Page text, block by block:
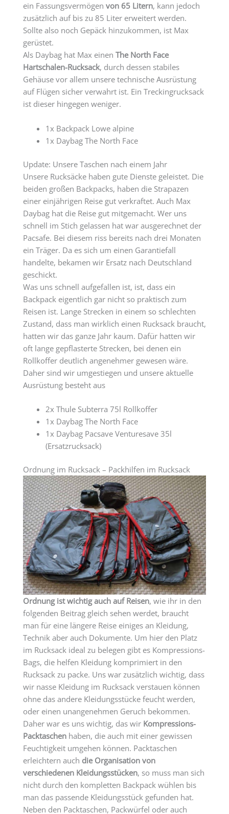
ein Fassungsvermögen von 65 Litern, kann jedoch
zusätzlich auf bis zu 85 Liter erweitert werden.
Sollte also noch Gepäck hinzukommen, ist Max
gerüstet.
Als Daybag hat Max einen The North Face
Hartschalen-Rucksack, durch dessen stabiles
Gehäuse vor allem unsere technische Ausrüstung
auf Flügen sicher verwahrt ist. Ein Treckingrucksack
ist dieser hingegen weniger.
1x Backpack Lowe alpine
1x Daybag The North Face
Update: Unsere Taschen nach einem Jahr
Unsere Rucksäcke haben gute Dienste geleistet. Die
beiden großen Backpacks, haben die Strapazen
einer einjährigen Reise gut verkraftet. Auch Max
Daybag hat die Reise gut mitgemacht. Wer uns
schnell im Stich gelassen hat war ausgerechnet der
Pacsafe. Bei diesem riss bereits nach drei Monaten
ein Träger. Da es sich um einen Garantiefall
handelte, bekamen wir Ersatz nach Deutschland
geschickt.
Was uns schnell aufgefallen ist, ist, dass ein
Backpack eigentlich gar nicht so praktisch zum
Reisen ist. Lange Strecken in einem so schlechten
Zustand, dass man wirklich einen Rucksack braucht,
hatten wir das ganze Jahr kaum. Dafür hatten wir
oft lange gepflasterte Strecken, bei denen ein
Rollkoffer deutlich angenehmer gewesen wäre.
Daher sind wir umgestiegen und unsere aktuelle
Ausrüstung besteht aus
2x Thule Subterra 75l Rollkoffer
1x Daybag The North Face
1x Daybag Pacsave Venturesave 35l
(Ersatzrucksack)
Ordnung im Rucksack – Packhilfen im Rucksack
Ordnung ist wichtig auch auf Reisen, wie ihr in den
folgenden Beitrag gleich sehen werdet, braucht
man für eine längere Reise einiges an Kleidung,
Technik aber auch Dokumente. Um hier den Platz
im Rucksack ideal zu belegen gibt es Kompressions-
Bags, die helfen Kleidung komprimiert in den
Rucksack zu packe. Uns war zusätzlich wichtig, dass
wir nasse Kleidung im Rucksack verstauen können
ohne das andere Kleidungsstücke feucht werden,
oder einen unangenehmen Geruch bekommen.
Daher war es uns wichtig, das wir Kompressions-
Packtaschen haben, die auch mit einer gewissen
Feuchtigkeit umgehen können. Packtaschen
erleichtern auch die Organisation von
verschiedenen Kleidungsstücken, so muss man sich
nicht durch den kompletten Backpack wühlen bis
man das passende Kleidungsstück gefunden hat.
Neben den Packtaschen, Packwürfel oder auch